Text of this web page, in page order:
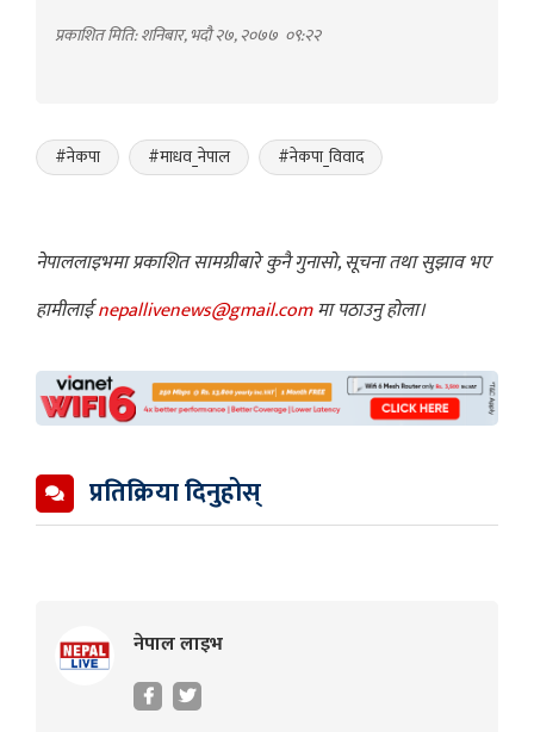
प्रकाशित मिति: शनिबार, भदौ २७, २०७७ ०९:२२
#नेकपा #माधव_नेपाल #नेकपा_विवाद
नेपाललाइभमा प्रकाशित सामग्रीबारे कुनै गुनासो, सूचना तथा सुझाव भए
हामीलाईnepallivenews@gmail.comमा पठाउनु होला।
प्रतिक्रिया दिनुहोस्
नेपाल लाइभ